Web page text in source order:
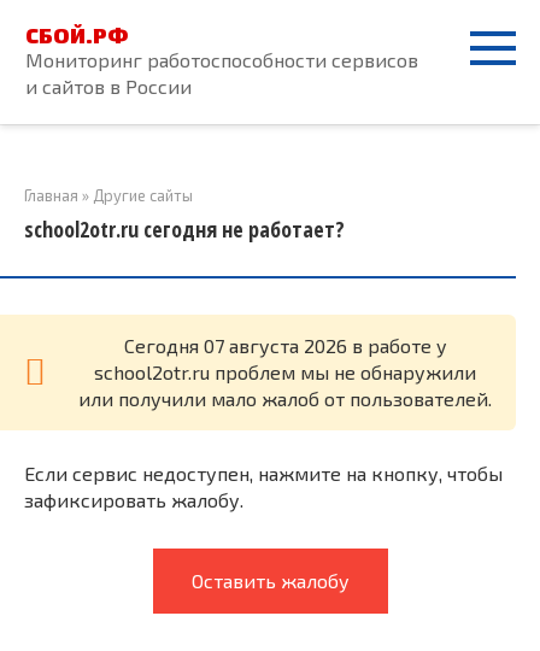
контенту
СБОЙ.РФ
Мониторинг работоспособности сервисов
и сайтов в России
Главная » Другие сайты
school2otr.ru сегодня не работает?
Cегодня 07 августа 2026 в работе у
school2otr.ru проблем мы не обнаружили
или получили мало жалоб от пользователей.
Если сервис недоступен, нажмите на кнопку, чтобы
зафиксировать жалобу.
Оставить жалобу